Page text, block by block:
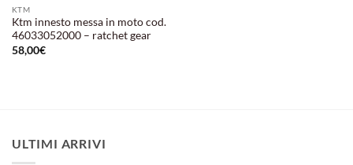
KTM
Ktm innesto messa in moto cod.
46033052000 – ratchet gear
58,00€
ULTIMI ARRIVI